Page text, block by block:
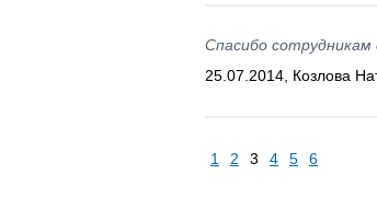
Спасибо сотрудникам
25.07.2014, Козлова
1 2 3 4 5 6